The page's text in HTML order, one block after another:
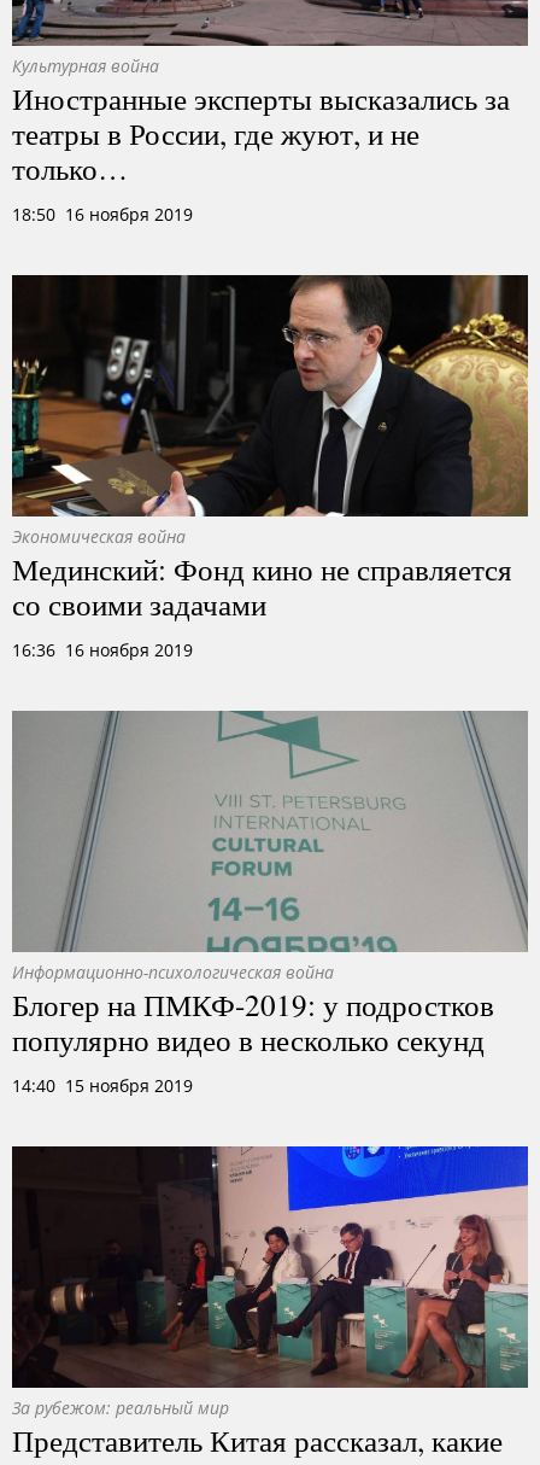
Культурная война
Иностранные эксперты высказались за
театры в России, где жуют, и не
только…
18:50 16 ноября 2019
Экономическая война
Мединский: Фонд кино не справляется
со своими задачами
16:36 16 ноября 2019
Информационно-психологическая война
Блогер на ПМКФ-2019: у подростков
популярно видео в несколько секунд
14:40 15 ноября 2019
За рубежом: реальный мир
Представитель Китая рассказал, какие